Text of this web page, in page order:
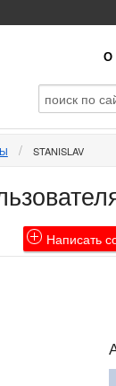
О
STANISLAV
Написать